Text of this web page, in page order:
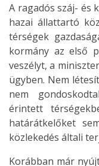
A ragadós száj- és
hazai állattartó
térségek
kormány az első
veszélyt, a
ügyben. Nem
nem
érintett
határátkelőket
közlekedés általi
Korábban már